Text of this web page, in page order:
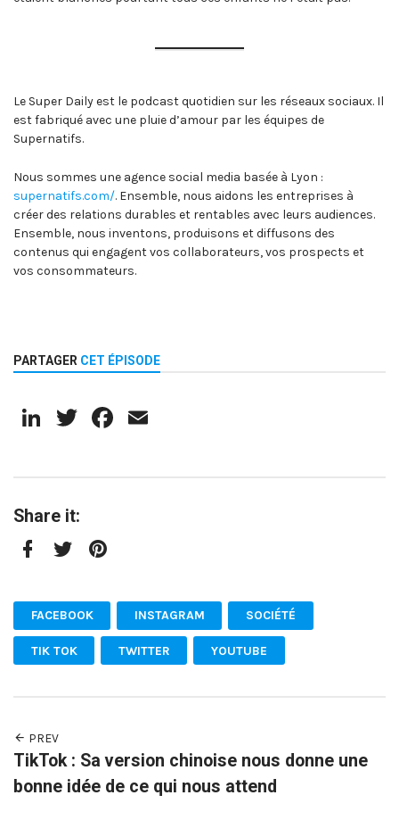
Le Super Daily est le podcast quotidien sur les réseaux sociaux. Il
est fabriqué avec une pluie d’amour par les équipes de
Supernatifs.
Nous sommes une agence social media basée à Lyon :
supernatifs.com/. Ensemble, nous aidons les entreprises à
créer des relations durables et rentables avec leurs audiences.
Ensemble, nous inventons, produisons et diffusons des
contenus qui engagent vos collaborateurs, vos prospects et
vos consommateurs.
PARTAGER CET ÉPISODE
LinkedIn
TwitterFacebook
Share it:
FACEBOOK INSTAGRAM SOCIÉTÉ
TIK TOK TWITTER YOUTUBE
PREV
TikTok : Sa version chinoise nous donne une
bonne idée de ce qui nous attend